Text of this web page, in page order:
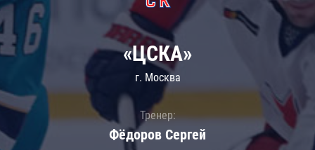
«ЦСКА»
г. Москва
Тренер:
Фёдоров Сергей